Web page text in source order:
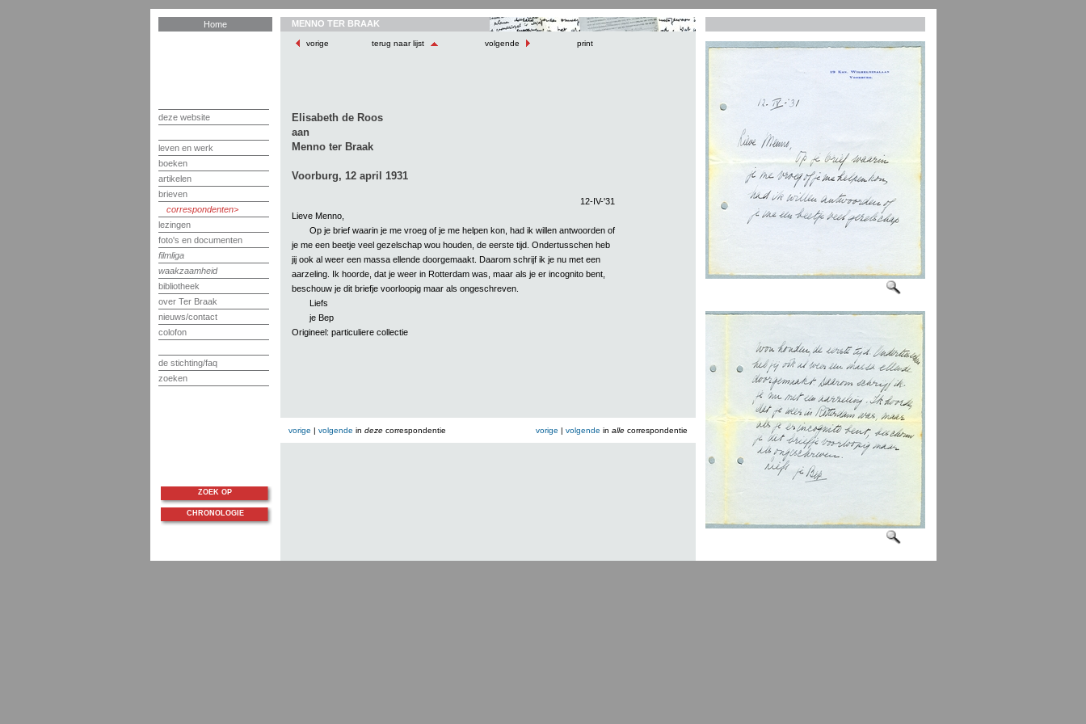
Home
deze website
leven en werk
boeken
artikelen
brieven
correspondenten
lezingen
foto's en documenten
filmliga
waakzaamheid
bibliotheek
over Ter Braak
nieuws/contact
colofon
de stichting/faq
zoeken
MENNO TER BRAAK
vorige terug naar lijst volgende print
Elisabeth de Roos
aan
Menno ter Braak
Voorburg, 12 april 1931
12-IV-'31
Lieve Menno,
Op je brief waarin je me vroeg of je me helpen kon, had ik willen antwoorden of
je me een beetje veel gezelschap wou houden, de eerste tijd. Ondertusschen heb
jij ook al weer een massa ellende doorgemaakt. Daarom schrijf ik je nu met een
aarzeling. Ik hoorde, dat je weer in Rotterdam was, maar als je er incognito bent,
beschouw je dit briefje voorloopig maar als ongeschreven.
Liefs
je Bep
Origineel: particuliere collectie
vorige | volgende in dezecorrespondentie vorige | volgende in allecorrespondentie
ZOEK OP
CHRONOLOGIE